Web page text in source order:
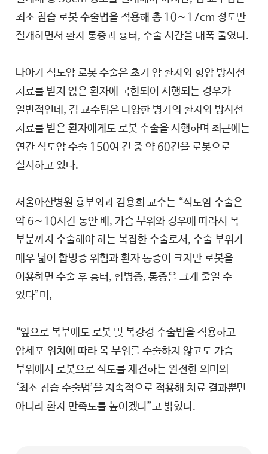
최소 침습 로봇 수술법을 적용해 총 10∼17cm 정도만
절개하면서 환자 통증과 흉터, 수술 시간을 대폭 줄였다.
나아가 식도암 로봇 수술은 초기 암 환자와 항암 방사선
치료를 받지 않은 환자에 국한되어 시행되는 경우가
일반적인데, 김 교수팀은 다양한 병기의 환자와 방사선
치료를 받은 환자에게도 로봇 수술을 시행하며 최근에는
연간 식도암 수술 150여 건 중 약 60건을 로봇으로
실시하고 있다.
서울아산병원 흉부외과 김용희 교수는 “식도암 수술은
약 6∼10시간 동안 배, 가슴 부위와 경우에 따라서 목
부분까지 수술해야 하는 복잡한 수술로서, 수술 부위가
매우 넓어 합병증 위험과 환자 통증이 크지만 로봇을
이용하면 수술 후 흉터, 합병증, 통증을 크게 줄일 수
있다”며,
“앞으로 복부에도 로봇 및 복강경 수술법을 적용하고
암세포 위치에 따라 목 부위를 수술하지 않고도 가슴
부위에서 로봇으로 식도를 재건하는 완전한 의미의
‘최소 침습 수술법’을 지속적으로 적용해 치료 결과뿐만
아니라 환자 만족도를 높이겠다”고 밝혔다.